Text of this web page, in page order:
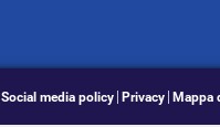
Social media policy Privacy Mappa